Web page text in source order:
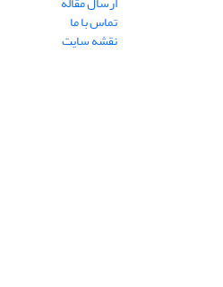
تماس با ما
نقشه سایت